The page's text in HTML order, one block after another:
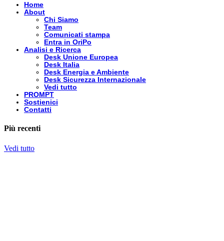
Home
About
Chi Siamo
Team
Comunicati stampa
Entra in OriPo
Analisi e Ricerca
Desk Unione Europea
Desk Italia
Desk Energia e Ambiente
Desk Sicurezza Internazionale
Vedi tutto
PROMPT
Sostienici
Contatti
Più recenti
Vedi tutto